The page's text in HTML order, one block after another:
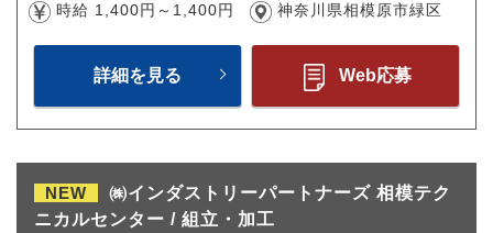
時給 1,400円～1,400円 神奈川県相模原市緑区
詳細を見る Web応募
NEW
㈱インダストリーパートナーズ 相模テク
ニカルセンター / 組立・加工